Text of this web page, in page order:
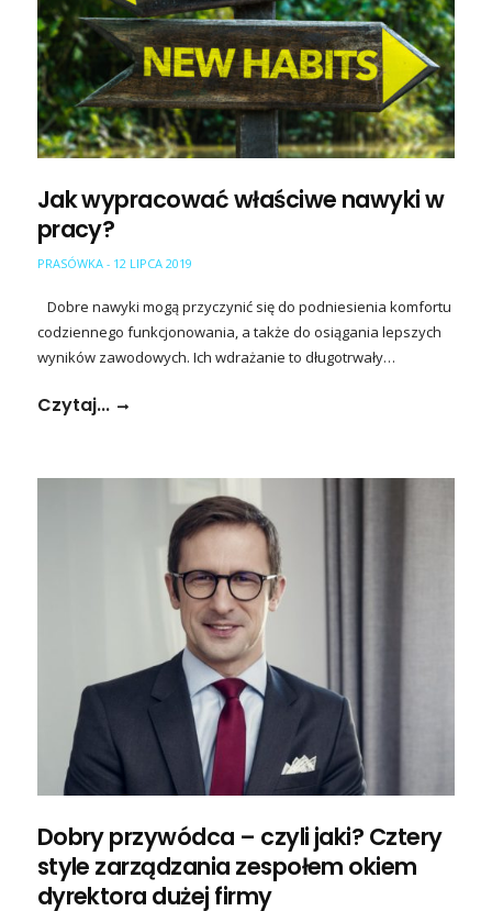
Jak wypracować właściwe nawyki w
pracy?
PRASÓWKA - 12 LIPCA 2019
Dobre nawyki mogą przyczynić się do podniesienia komfortu
codziennego funkcjonowania, a także do osiągania lepszych
wyników zawodowych. Ich wdrażanie to długotrwały…
Czytaj...
Dobry przywódca – czyli jaki? Cztery
style zarządzania zespołem okiem
dyrektora dużej firmy